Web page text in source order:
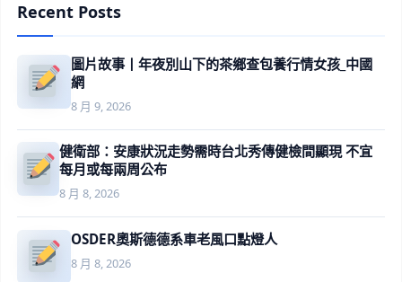
Recent Posts
圖片故事丨年夜別山下的茶鄉查包養行情女孩_中國
網
8 月 9, 2026
健衛部：安康狀況走勢需時台北秀傳健檢間顯現 不宜
每月或每兩周公布
8 月 8, 2026
OSDER奧斯德德系車老風口點燈人
8 月 8, 2026